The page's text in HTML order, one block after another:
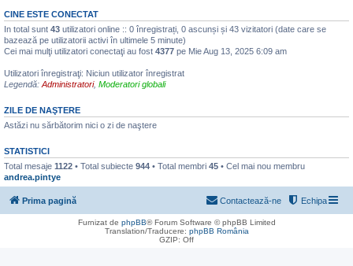
CINE ESTE CONECTAT
In total sunt 43 utilizatori online :: 0 înregistrați, 0 ascunși și 43 vizitatori (date care se
bazează pe utilizatorii activi în ultimele 5 minute)
Cei mai mulţi utilizatori conectaţi au fost 4377 pe Mie Aug 13, 2025 6:09 am
Utilizatori înregistraţi: Niciun utilizator înregistrat
Legendă: Administratori, Moderatori globali
ZILE DE NAŞTERE
Astăzi nu sărbătorim nici o zi de naştere
STATISTICI
Total mesaje 1122 • Total subiecte 944 • Total membri 45 • Cel mai nou membru
andrea.pintye
Prima pagină Echipa
Contactează-ne
Furnizat de phpBB® Forum Software © phpBB Limited
Translation/Traducere: phpBB România
GZIP: Off